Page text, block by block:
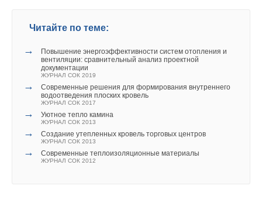
Читайте по теме:
→
Повышение энергоэффективности систем отопления и
вентиляции: сравнительный анализ проектной
документации
ЖУРНАЛ СОК 2019
→
Современные решения для формирования внутреннего
водоотведения плоских кровель
ЖУРНАЛ СОК 2017
→ Уютное тепло камина
ЖУРНАЛ СОК 2013
→ Создание утепленных кровель торговых центров
ЖУРНАЛ СОК 2013
→ Современные теплоизоляционные материалы
ЖУРНАЛ СОК 2012
В этой теме еще нет комментариев
Добавить комментарий
Ваше имя *